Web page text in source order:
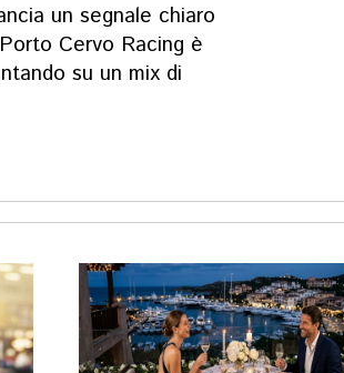
un segnale chiaro
Cervo Racing è
su un mix di